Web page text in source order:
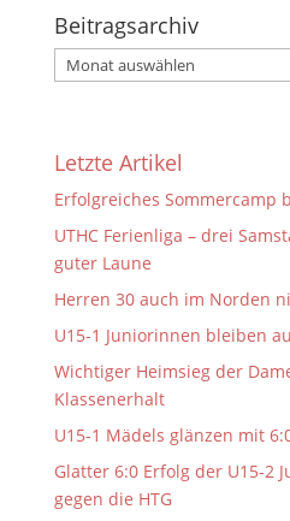
Beitragsarchiv
Beitragsarchiv
Letzte Artikel
Erfolgreiches Sommercamp
UTHC Ferienliga – drei
guter Laune
Herren 30 auch im Norden
U15-1 Juniorinnen bleiben
Wichtiger Heimsieg der
Klassenerhalt
U15-1 Mädels glänzen mit
Glatter 6:0 Erfolg der U15-2
gegen die HTG